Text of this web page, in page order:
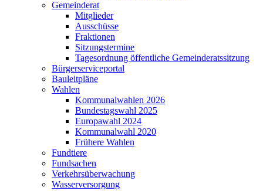
Gemeinderat
Mitglieder
Ausschüsse
Fraktionen
Sitzungstermine
Tagesordnung öffentliche Gemeinderatssitzung
Bürgerserviceportal
Bauleitpläne
Wahlen
Kommunalwahlen 2026
Bundestagswahl 2025
Europawahl 2024
Kommunalwahl 2020
Frühere Wahlen
Fundtiere
Fundsachen
Verkehrsüberwachung
Wasserversorgung